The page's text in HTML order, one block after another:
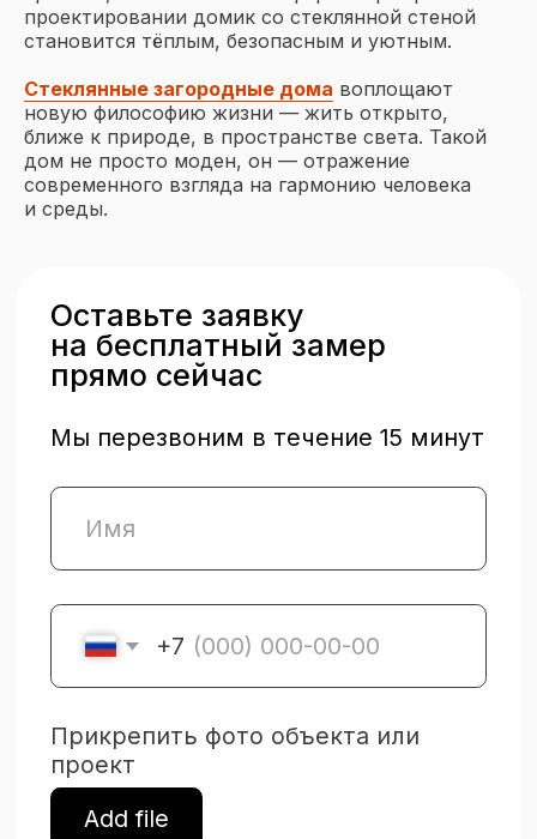
проектировании домик со стеклянной стеной
становится тёплым, безопасным и уютным.
Стеклянные загородные дома воплощают
новую философию жизни — жить открыто,
ближе к природе, в пространстве света. Такой
дом не просто моден, он — отражение
современного взгляда на гармонию человека
и среды.
О компании
О нас
Остекление веранд и террас
Остекление балконов и лоджий
Отделка балконов и лоджий
Вся представленная на сайте информация,
касающаяся оконных конструкций,
монтажных и отделочных работ, носит
информационный характер и не является
указанные на этом сайте, носят
информационный характер. Для получения
подробной информации просьба
обращаться к менеджерам отдела продаж
информация может быть изменена
в любое время без предварительного
уведомления.
Чтобы рассчитать стоимость
остекления — напишите нам
Проекты
Блог